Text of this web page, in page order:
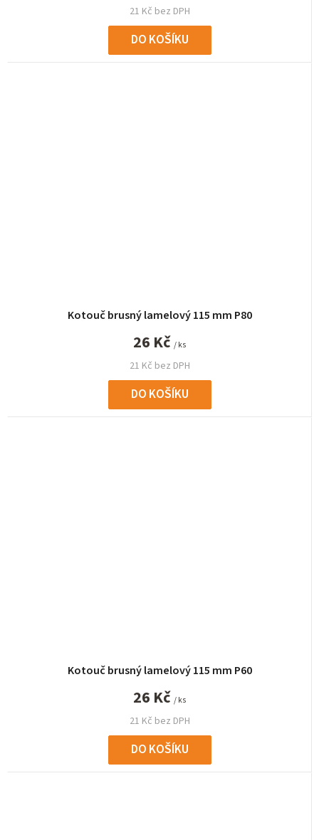
21 Kč bez DPH
DO KOŠÍKU
Kotouč brusný lamelový 115 mm P80
21 Kč bez DPH
26 Kč / ks
DO KOŠÍKU
Kotouč brusný lamelový 115 mm P60
21 Kč bez DPH
26 Kč / ks
DO KOŠÍKU